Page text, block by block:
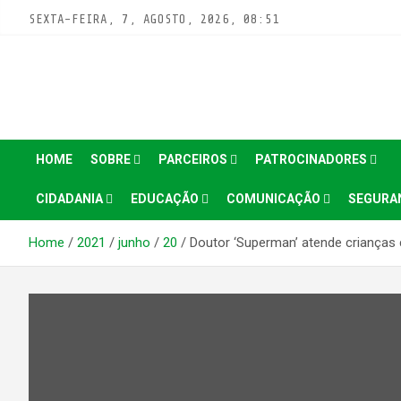
SEXTA-FEIRA, 7, AGOSTO, 2026, 08:51
HOME SOBRE PARCEIROS PATROCINADORES
CIDADANIA EDUCAÇÃO COMUNICAÇÃO
Home 2021 junho 20 Doutor ‘Superman’ atende